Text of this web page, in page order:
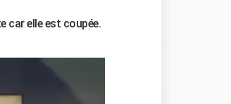
car elle est coupée.